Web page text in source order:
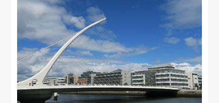
Kindern
–
quirlige
Hauptstadt
Irlands